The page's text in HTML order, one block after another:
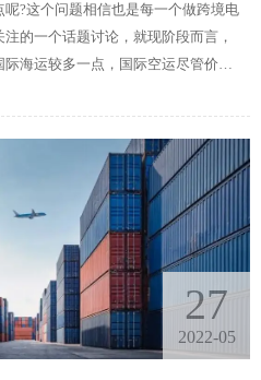
?这个问题相信也是每一个做跨境电
的一个话题讨论，就现阶段而言，
海运较多一点，国际空运尽管价钱
27
2022-05